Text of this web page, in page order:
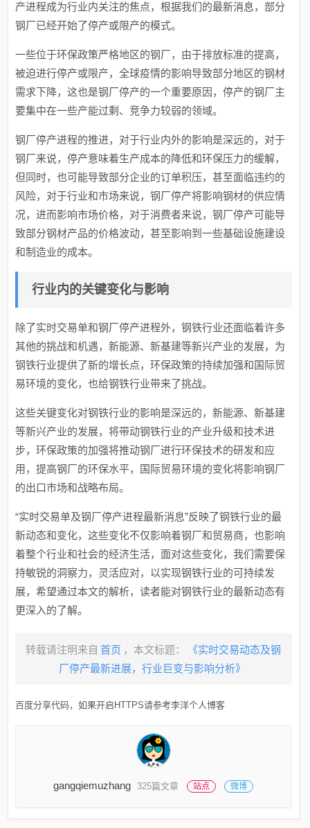
产进程成为行业内关注的焦点，根据我们的最新消息，部分
钢厂已经开始了停产或限产的模式。
一些位于环保政策严格地区的钢厂，由于排放标准的提高，
被迫进行停产或限产，全球疫情的影响导致部分地区的钢材
需求下降，这也是钢厂停产的一个重要原因，停产的钢厂主
要集中在一些产能过剩、竞争力较弱的领域。
钢厂停产进程的推进，对于行业内外的影响是深远的，对于
钢厂来说，停产意味着生产成本的降低和环保压力的缓解，
但同时，也可能导致部分企业的订单积压，甚至面临违约的
风险，对于行业和市场来说，钢厂停产将影响钢材的供应情
况，进而影响市场价格，对于消费者来说，钢厂停产可能导
致部分钢材产品的价格波动，甚至影响到一些基础设施建设
和制造业的成本。
行业内的关键变化与影响
除了实时交易单和钢厂停产进程外，钢铁行业还面临着许多
其他的挑战和机遇，新能源、新基建等新兴产业的发展，为
钢铁行业提供了新的增长点，环保政策的持续加强和国际贸
易环境的变化，也给钢铁行业带来了挑战。
这些关键变化对钢铁行业的影响是深远的，新能源、新基建
等新兴产业的发展，将带动钢铁行业的产业升级和技术进
步，环保政策的加强将推动钢厂进行环保技术的研发和应
用，提高钢厂的环保水平，国际贸易环境的变化将影响钢厂
的出口市场和战略布局。
“实时交易单及钢厂停产进程最新消息”反映了钢铁行业的最
新动态和变化，这些变化不仅影响着钢厂和贸易商，也影响
着整个行业和社会的经济生活，面对这些变化，我们需要保
持敏锐的洞察力，灵活应对，以实现钢铁行业的可持续发
展，希望通过本文的解析，读者能对钢铁行业的最新动态有
更深入的了解。
转载请注明来自 首页 ，本文标题：
《实时交易动态及钢
厂停产最新进展，行业巨变与影响分析》
百度分享代码，如果开启HTTPS请参考李洋个人博客
gangqiemuzhang 325篇文章 站点 微博